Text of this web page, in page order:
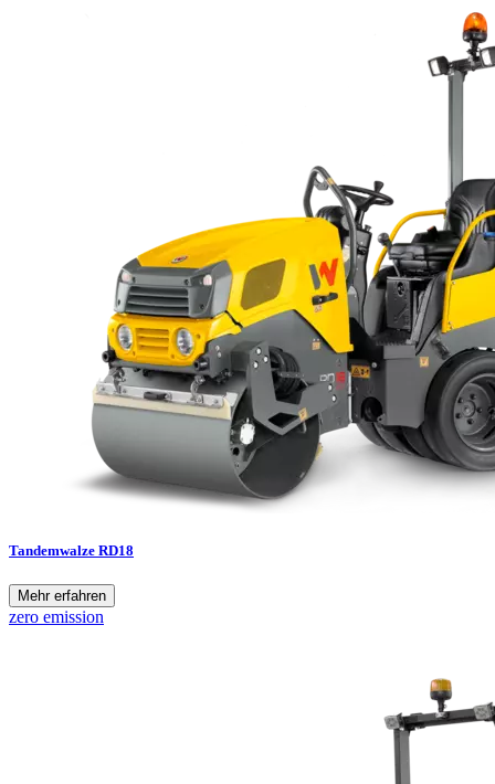
Tandemwalze RD18
Mehr erfahren
zero emission